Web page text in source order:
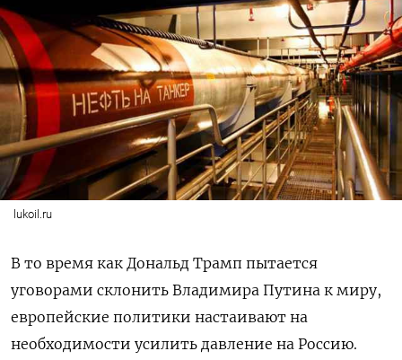
lukoil.ru
В то время как Дональд Трамп пытается
уговорами склонить Владимира Путина к миру,
европейские политики настаивают на
необходимости усилить давление на Россию.